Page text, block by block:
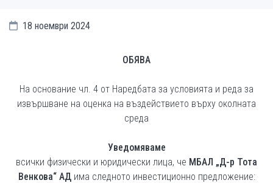
18 ноември 2024
ОБЯВА
На основание чл. 4 от Наредбата за условията и реда за
извършване на оценка на въздействието върху околната
среда
Уведомяваме
всички физически и юридически лица, че МБАЛ „Д-р Тота
Венкова“ АДима следното инвестиционно предложение: